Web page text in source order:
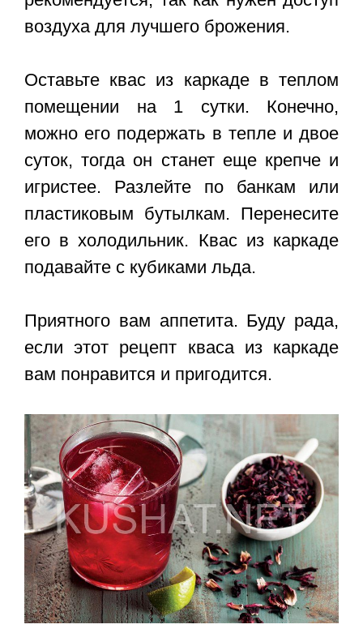
воздуха для лучшего брожения.
Оставьте квас из каркаде в теплом
помещении на 1 сутки. Конечно,
можно его подержать в тепле и двое
суток, тогда он станет еще крепче и
игристее. Разлейте по банкам или
пластиковым бутылкам. Перенесите
его в холодильник. Квас из каркаде
подавайте с кубиками льда.
Приятного вам аппетита. Буду рада,
если этот рецепт кваса из каркаде
вам понравится и пригодится.